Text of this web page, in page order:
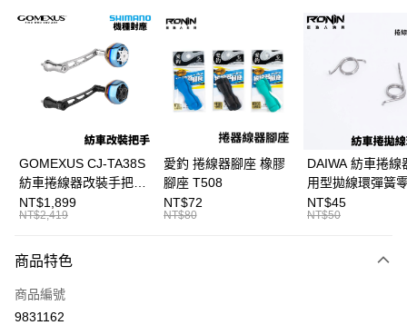
信用卡分期付款
3 期 0 利率 每期 NT$960
合作金庫商業銀行
第一商業銀行
華南商業銀行
彰化商業銀行
台北富邦商業銀行
國泰世華商業銀行
兆豐國際商業銀行
台中商業銀行
匯豐（台灣）商業銀行
華泰商業銀行
聯邦商業銀行
元大商業銀行
台灣樂天信用卡公司
悠遊付
大哥付你分期
【大哥付你分期使用說明】
2.付款方式選擇「大哥付你分期」，訂單成立後會自動跳轉到大哥付的交易
流程，驗證手機門號後，選擇欲分期的期數、繳款截止日，確認付款後即完
相關說明
【關於「AFTEE先享後付」】
GOMEXUS CJ-TA38S
紡車捲線器改裝手把
SHIMANO改裝品 紡車
改裝手把 I052
NT$1,899
NT$2,419
愛釣 捲線器腳座 橡膠
腳座 T508
NT$72
NT$80
DAIWA 紡車捲線
用型拋線環彈簧
線規 耳朵彈簧 紡
零件 T927
NT$45
NT$50
商品特色
商品編號
9831162